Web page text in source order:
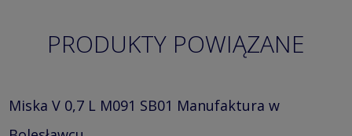
PRODUKTY POWIĄZANE
Miska V 0,7 L M091 SB01 Manufaktura w